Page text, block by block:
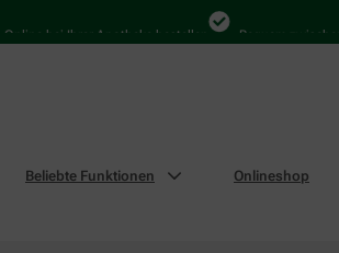
bei Ihrer Apotheke bestellen Bequem zwischen
Beliebte Funktionen Onlineshop